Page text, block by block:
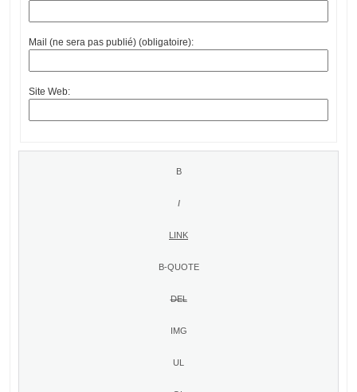
Mail (ne sera pas publié) (obligatoire):
Site Web: